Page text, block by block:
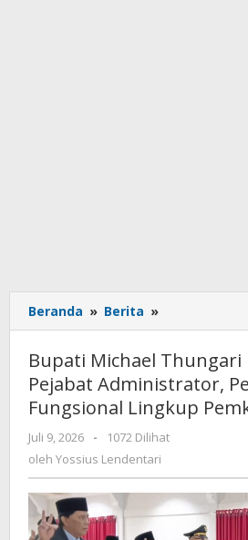
Beranda » Berita »
Michael
Thungari
Melantik
Pejabat
Dan
Lingkup
Pemkab
Sangihe
Bupati Michael
Pejabat Administrator,
Fungsional Lingkup
Juli 9, 2026
oleh
Yossius
-
1072 Dilihat
oleh Yossius Lendentari